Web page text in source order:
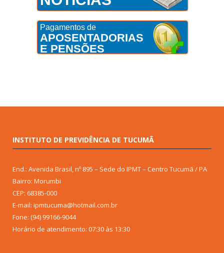
Pagamentos de
APOSENTADORIAS
E PENSÕES
INSTITUTO DE PREVIDÊNCIA DE TUCUMÃ
End.: Avenida Brasil, nº 895 – Sede do IPMT – Centro Tucumã / PA
Bairro: Morumbi
CEP: 68385-000
E-mail: ipmtucuma@hotmail.com.br
Fone: (94) 99166-9044
Horário de atendimento: 07:30 às 13:30